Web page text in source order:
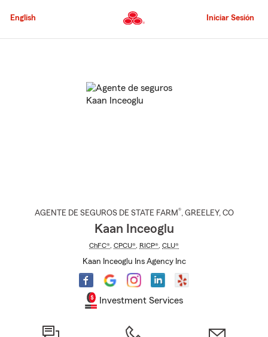
al
principal
English Iniciar Sesión
AGENTE DE SEGUROS DE STATE FARM®, GREELEY, CO
Kaan Inceoglu
ChFC® CPCU® RICP® CLU®
Kaan Inceoglu Ins Agency Inc
Investment Services